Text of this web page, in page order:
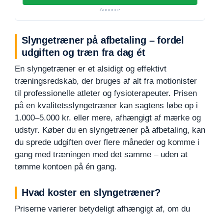
Annonce
Slyngetræner på afbetaling – fordel
udgiften og træn fra dag ét
En slyngetræner er et alsidigt og effektivt
træningsredskab, der bruges af alt fra motionister
til professionelle atleter og fysioterapeuter. Prisen
på en kvalitetsslyngetræner kan sagtens løbe op i
1.000–5.000 kr. eller mere, afhængigt af mærke og
udstyr. Køber du en slyngetræner på afbetaling, kan
du sprede udgiften over flere måneder og komme i
gang med træningen med det samme – uden at
tømme kontoen på én gang.
Hvad koster en slyngetræner?
Priserne varierer betydeligt afhængigt af, om du